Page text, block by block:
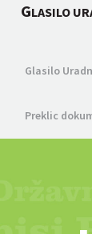
GLASILO
Glasilo
Preklic